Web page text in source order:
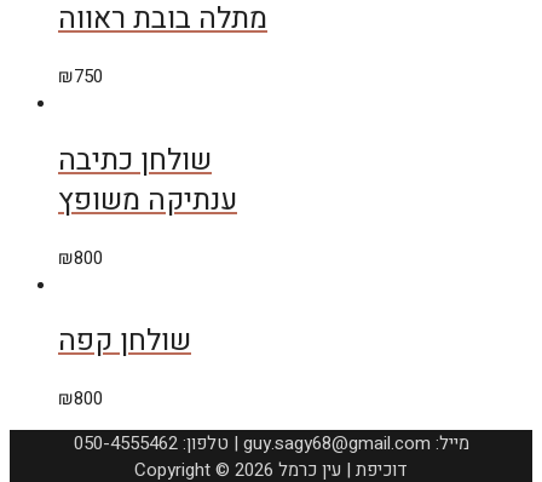
מתלה בובת ראווה
₪750
שולחן כתיבה
ענתיקה משופץ
₪800
שולחן קפה
₪800
050-4555462 :טלפון | guy.sagy68@gmail.com :מייל
Copyright © 2026 דוכיפת | עין כרמל